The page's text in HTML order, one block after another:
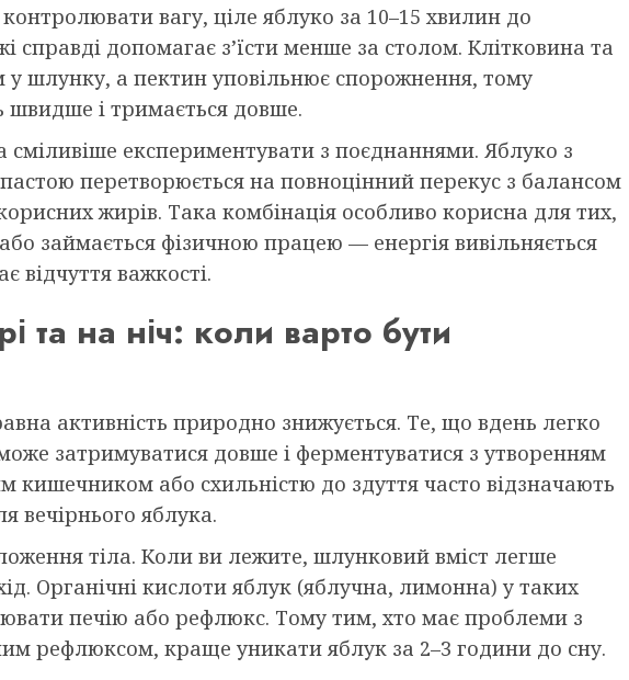
вагу, ціле яблуко за 10–15 хвилин до
справді допомагає з’їсти менше за столом. Клітковина та
у шлунку, а пектин уповільнює спорожнення, тому
швидше і тримається довше.
експериментувати з поєднаннями. Яблуко з
перетворюється на повноцінний перекус з балансом
корисних жирів. Така комбінація особливо корисна для тих,
займається фізичною працею — енергія вивільняється
відчуття важкості.
та на ніч: коли варто бути
активність природно знижується. Те, що вдень легко
затримуватися довше і ферментуватися з утворенням
кишечником або схильністю до здуття часто відзначають
вечірнього яблука.
тіла. Коли ви лежите, шлунковий вміст легше
Органічні кислоти яблук (яблучна, лимонна) у таких
печію або рефлюкс. Тому тим, хто має проблеми з
рефлюксом, краще уникати яблук за 2–3 години до сну.